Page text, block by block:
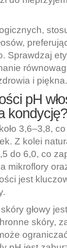
Sprawdzaj
i piękna.
pH
kondycję?
3,6–3,8,
Z kolei
do 6,0, co
mikroflory
jest
głowy
skóry,